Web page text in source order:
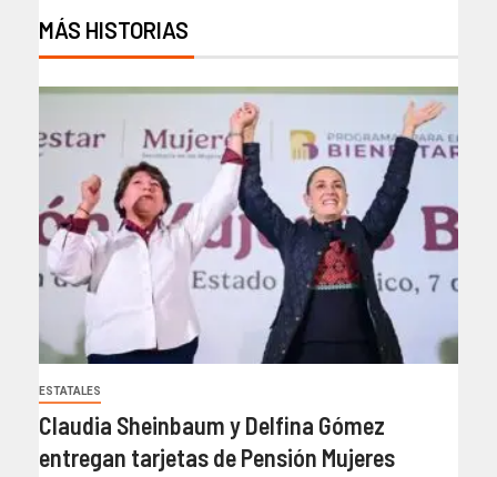
MÁS HISTORIAS
ESTATALES
Claudia Sheinbaum y Delfina Gómez
entregan tarjetas de Pensión Mujeres